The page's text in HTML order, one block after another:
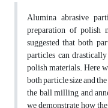
Alumina abrasive
preparation of polish
suggested that both
particles can
polish materials. Here
both particle size and
the ball milling and